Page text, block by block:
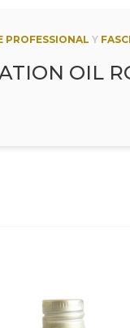
PROFESSIONAL Y
OIL